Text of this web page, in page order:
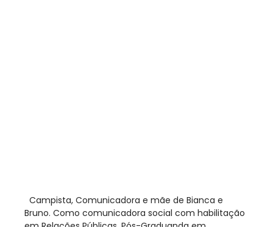
​ Campista, Comunicadora e mãe de Bianca e
Bruno. Como comunicadora social com habilitação